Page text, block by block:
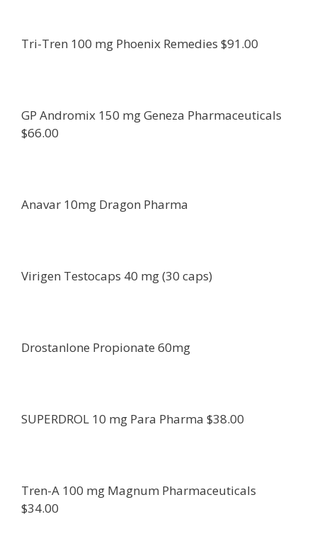
Tri-Tren 100 mg Phoenix Remedies $91.00
GP Andromix 150 mg Geneza Pharmaceuticals
$66.00
Anavar 10mg Dragon Pharma
Virigen Testocaps 40 mg (30 caps)
Drostanlone Propionate 60mg
SUPERDROL 10 mg Para Pharma $38.00
Tren-A 100 mg Magnum Pharmaceuticals
$34.00